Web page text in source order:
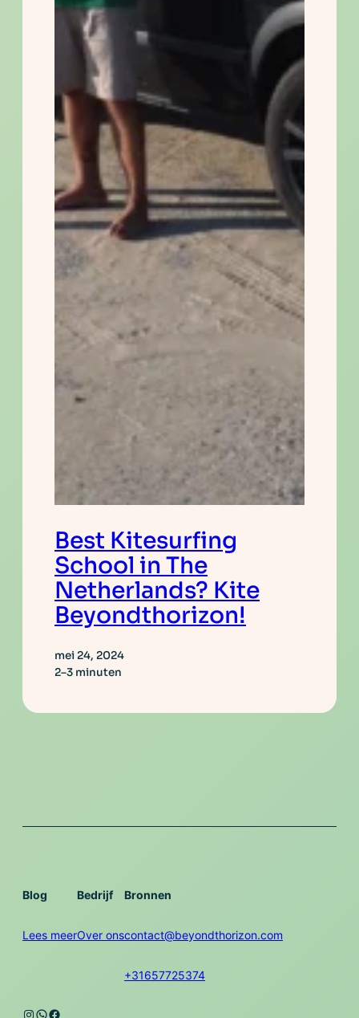
Best Kitesurfing
School in The
Netherlands? Kite
Beyondthorizon!
mei 24, 2024
2–3 minuten
Blog
Lees meer
Bedrijf
Over ons
Bronnen
contact@beyondthorizon.com
+31657725374
Instagram
WhatsApp
Facebook